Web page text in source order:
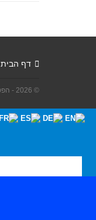
דף הבית
© 2026 - הפטריה. כל הזכויות שמורות.